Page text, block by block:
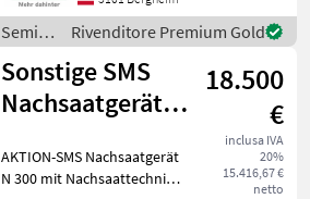
Dreipunktturm Kat. 2 und 3
• Wa
Semina
e cura /
Güttler
Rivenditore Premium Gold
Sonstige SMS
Nachsaatgerät N
Streuer
18.500
€
inclusa IVA
20%
15.416,67 €
netto
AKTION-SMS Nachsaatgerät
N 300 mit Nachsaattechnik